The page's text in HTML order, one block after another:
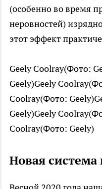
(особенно во время
неровностей)
этот эффект
Geely Coolray(Фото:
Geely)Geely
Coolray(Фото:
Geely)Geely
Coolray(Фото: Geely)
Новая система